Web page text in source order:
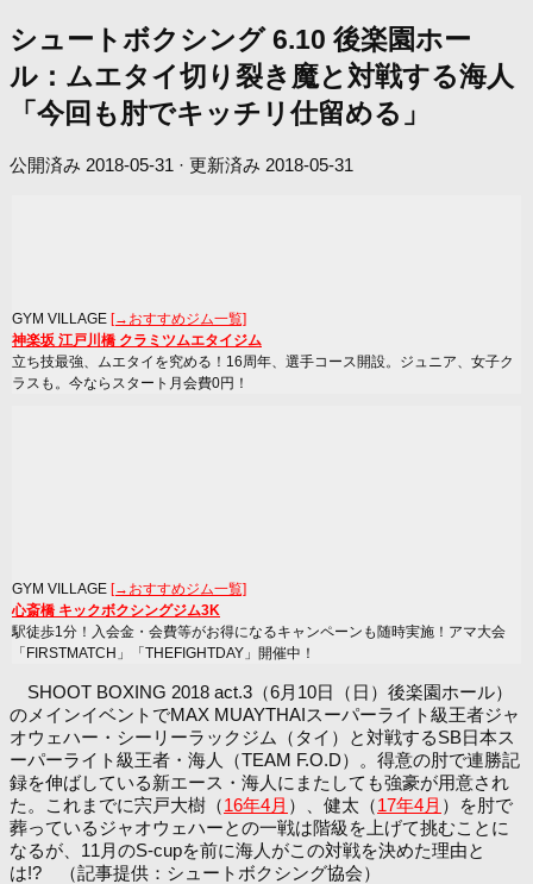
シュートボクシング 6.10 後楽園ホー
ル：ムエタイ切り裂き魔と対戦する海人
「今回も肘でキッチリ仕留める」
公開済み 2018-05-31 · 更新済み 2018-05-31
GYM VILLAGE [→おすすめジム一覧]
神楽坂 江戸川橋 クラミツムエタイジム
立ち技最強、ムエタイを究める！16周年、選手コース開設。ジュニア、女子ク
ラスも。今ならスタート月会費0円！
GYM VILLAGE [→おすすめジム一覧]
心斎橋 キックボクシングジム3K
駅徒歩1分！入会金・会費等がお得になるキャンペーンも随時実施！アマ大会
「FIRSTMATCH」「THEFIGHTDAY」開催中！
SHOOT BOXING 2018 act.3（6月10日（日）後楽園ホール）
のメインイベントでMAX MUAYTHAIスーパーライト級王者ジャ
オウェハー・シーリーラックジム（タイ）と対戦するSB日本ス
ーパーライト級王者・海人（TEAM F.O.D）。得意の肘で連勝記
録を伸ばしている新エース・海人にまたしても強豪が用意され
た。これまでに宍戸大樹（16年4月 ）、健太（17年4月 ）を肘で
葬っているジャオウェハーとの一戦は階級を上げて挑むことに
なるが、11月のS-cupを前に海人がこの対戦を決めた理由と
は!? （記事提供：シュートボクシング協会）